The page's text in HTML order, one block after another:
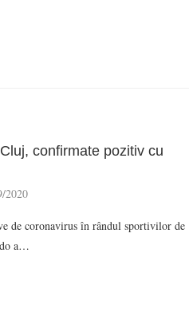
confirmate pozitiv cu
2020
de coronavirus în rândul sportivilor de
a…